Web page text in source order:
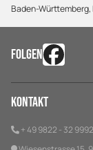
Baden-
FOLGEN
Kontakt
+ 49 9822 - 32